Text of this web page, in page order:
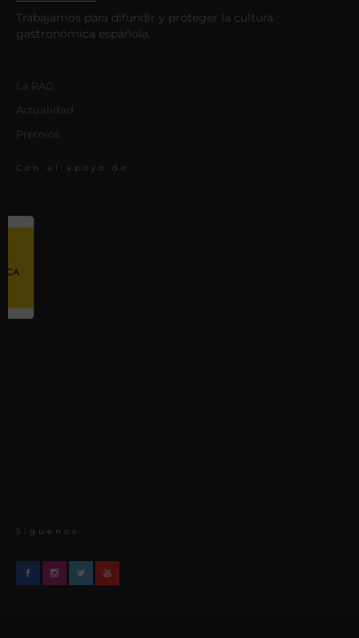
Trabajamos para difundir y proteger la cultura
gastronómica española.
La RAG
Actualidad
Premios
Con el apoyo de:
Síguenos